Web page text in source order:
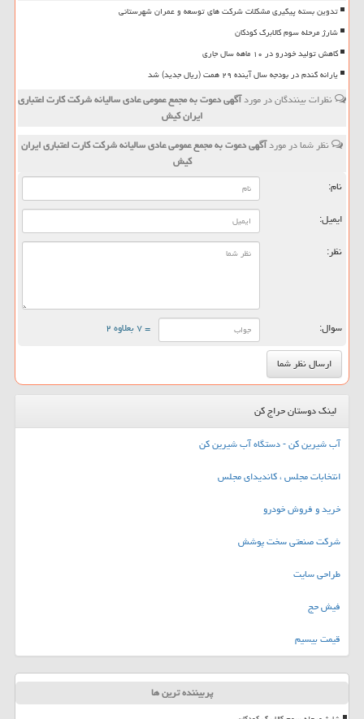
تدوین بسته پیگیری مشکلات شرکت های توسعه و عمران شهرستانی
شارژ مرحله سوم کالابرگ کودکان
کاهش تولید خودرو در ۱۰ ماهه سال جاری
یارانه گندم در بودجه سال آینده ۲۹ همت (ریال جدید) شد
نظرات بینندگان در موردآگهی دعوت به مجمع عمومی عادی سالیانه شركت كارت اعتباری
ایران كیش
نظر شما در موردآگهی دعوت به مجمع عمومی عادی سالیانه شركت كارت اعتباری ایران
كیش
نام:
ایمیل:
نظر:
سوال: = ۷ بعلاوه ۲
لینک دوستان حراج کن
آب شیرین کن - دستگاه آب شیرین کن
انتخابات مجلس ، کاندیدای مجلس
خرید و فروش خودرو
شرکت صنعتی سخت پوشش
طراحی سایت
فیش حج
قیمت بیسیم
پربیننده ترین ها